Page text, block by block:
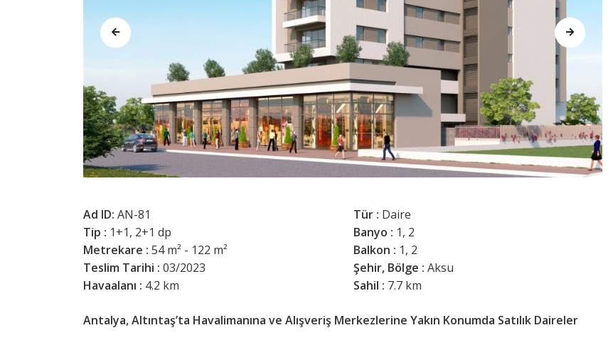
Ad ID: AN-81 Tür : Daire
Tip : 1+1, 2+1 dp Banyo : 1, 2
Metrekare : 54 m² - 122 m² Balkon : 1, 2
Teslim Tarihi : 03/2023 Şehir, Bölge : Aksu
Havaalanı : 4.2 km Sahil : 7.7 km
Antalya, Altıntaş’ta Havalimanına ve Alışveriş Merkezlerine Yakın Konumda Satılık Daireler